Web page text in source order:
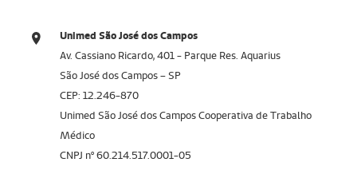
Unimed São José dos Campos
Av. Cassiano Ricardo, 401 - Parque Res. Aquarius
São José dos Campos – SP
CEP: 12.246-870
Unimed São José dos Campos Cooperativa de Trabalho
Médico
CNPJ nº 60.214.517.0001-05